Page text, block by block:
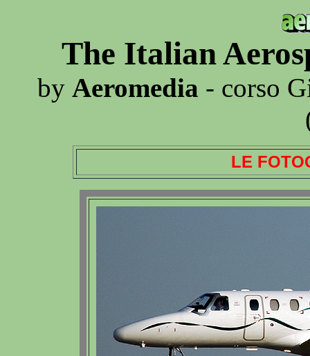
The Italian
by Aeromedia - corso
LE